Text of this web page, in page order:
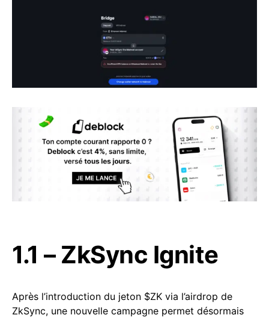
1.1 – ZkSync Ignite
Après l’introduction du jeton $ZK via l’airdrop de
ZkSync, une nouvelle campagne permet désormais